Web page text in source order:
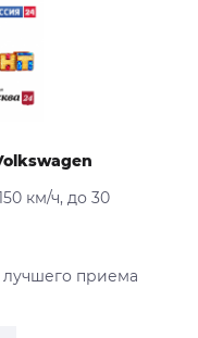
км/ч, до 30
лучшего приема